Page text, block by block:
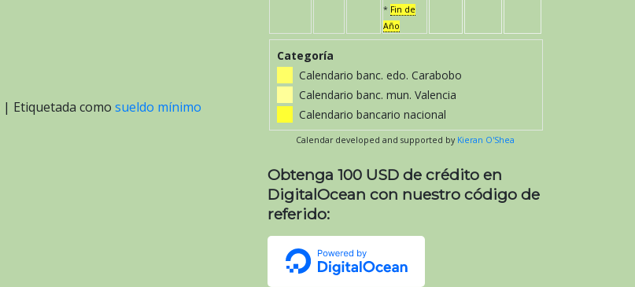
| Etiquetada como sueldo mínimo
* Fin de
Año
Categoría
Calendario banc. edo. Carabobo
Calendario banc. mun. Valencia
Calendario bancario nacional
Calendar developed and supported by Kieran O'Shea
Obtenga 100 USD de crédito en
DigitalOcean con nuestro código de
referido: